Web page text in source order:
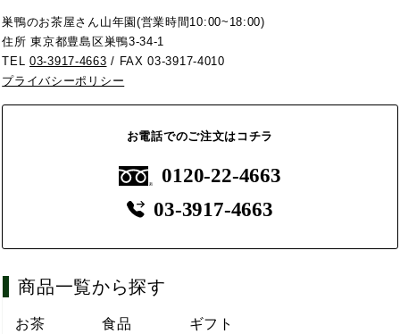
巣鴨のお茶屋さん山年園(営業時間10:00~18:00)
住所 東京都豊島区巣鴨3-34-1
TEL03-3917-4663 / FAX 03-3917-4010
プライバシーポリシー
お電話でのご注文はコチラ
0120-22-4663
03-3917-4663
商品一覧から探す
お茶 食品 ギフト